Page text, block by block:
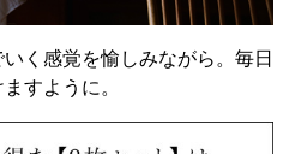
く感覚を愉しみながら。毎日
すように。